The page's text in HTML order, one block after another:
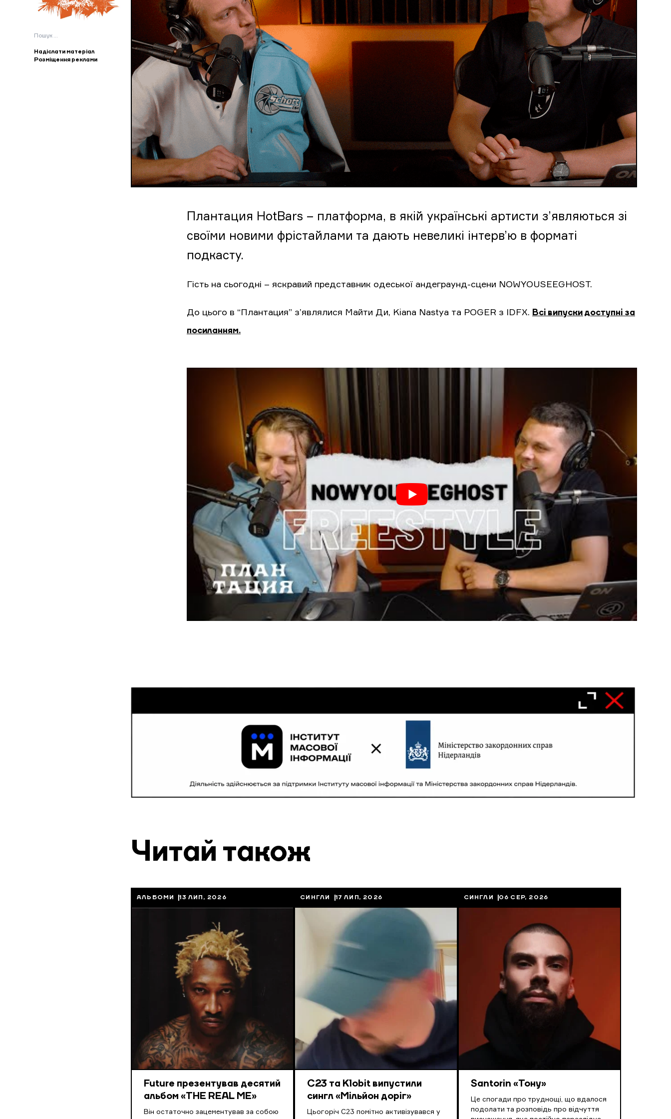
Пошук:
Надіслати матеріал
Розміщення реклами
Плантация HotBars – платформа, в якій українські артисти з’являються зі
своїми новими фрістайлами та дають невеликі інтерв’ю в форматі
подкасту.
Гість на сьогодні – яскравий представник одеської андеграунд-сцени NOWYOUSEEGHOST.
До цього в “Плантация” з’являлися Майти Ди, Kiana Nastya та POGER з IDFX. Всі випуски доступні за
посиланням.
Читай також
АЛЬБОМИ 13 ЛИП, 2026
Future презентував десятий
альбом «THE REAL ME»
Він остаточно зацементував за собою
СИНГЛИ 17 ЛИП, 2026
С23 та Klobit випустили
сингл «Мільйон доріг»
Цьогоріч С23 помітно активізувався у
СИНГЛИ 06 СЕР, 2026
Santorin «Тону»
Це спогади про труднощі, що вдалося
подолати та розповідь про відчуття